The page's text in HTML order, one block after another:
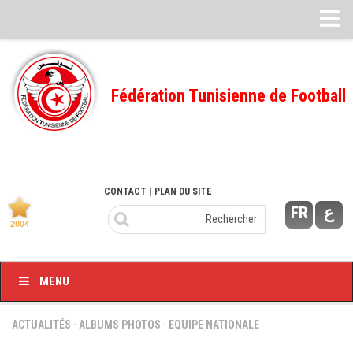
Feuille de match
FMI – 2022/2023
Ligue I – 2022/2023
Ligue I – 2020/2021
Ligue I – 2019/2020
Feuilles de match 2018/2019
Fédération Tunisienne de Football
FR ع
CONTACT | PLAN DU SITE
MENU
ACTUALITÉS · ALBUMS PHOTOS · EQUIPE NATIONALE